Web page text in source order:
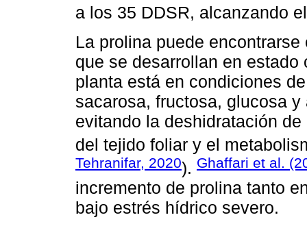
a los 35 DDSR, alcanzando
La prolina puede
que se desarrollan en
planta está en condiciones
sacarosa, fructosa, glucosa
evitando la deshidratación
del tejido foliar y el
Tehranifar, 2020). Ghaffari et al.
incremento de prolina tanto
bajo estrés hídrico severo.